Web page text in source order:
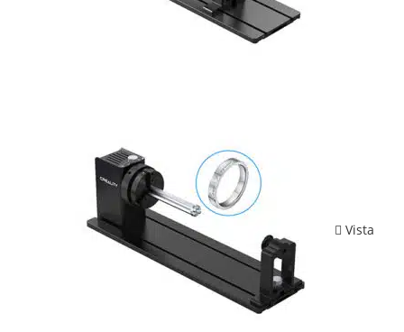
Vista